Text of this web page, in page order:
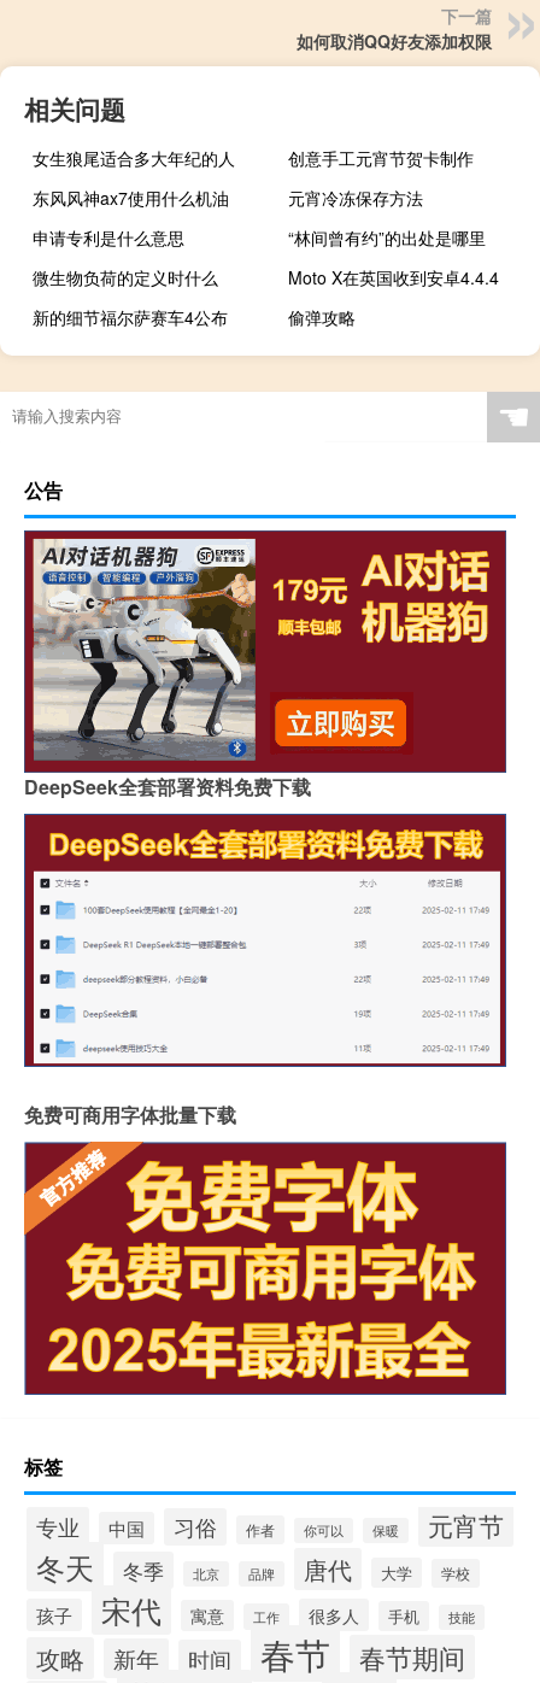
下一篇
如何取消QQ好友添加权限
相关问题
女生狼尾适合多大年纪的人
创意手工元宵节贺卡制作
东风风神ax7使用什么机油
元宵冷冻保存方法
申请专利是什么意思
“林间曾有约”的出处是哪里
微生物负荷的定义时什么
Moto X在英国收到安卓4.4.4
新的细节福尔萨赛车4公布
偷弹攻略
☚
公告
DeepSeek全套部署资料免费下载
免费可商用字体批量下载
标签
专业 中国 习俗 作者 你可以 保暖 元宵节
冬天 冬季 北京 品牌 唐代 大学 学校
孩子 宋代 寓意 工作 很多人 手机 技能
攻略 新年 时间 春节 春节期间